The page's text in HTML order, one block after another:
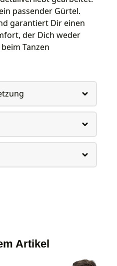
passender Gürtel.
garantiert Dir einen
der Dich weder
Tanzen
Artikel